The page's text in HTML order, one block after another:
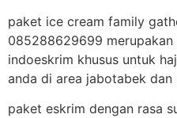
paket ice cream family
085288629699
indoeskrim khusus untuk
anda di area jabotabek dan
paket eskrim dengan rasa